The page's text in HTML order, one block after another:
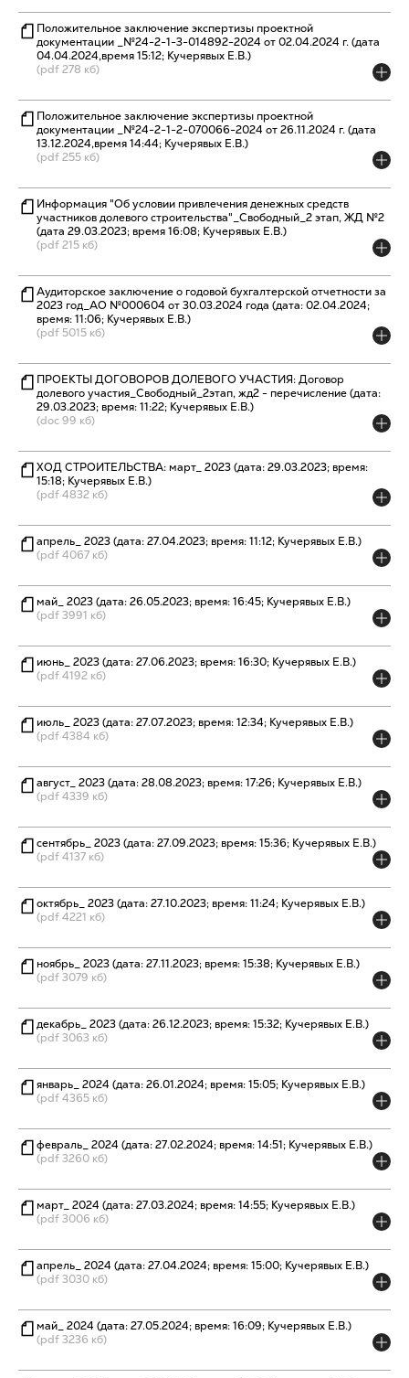
Положительное заключение экспертизы проектной
документации _№24-2-1-3-014892-2024 от 02.04.2024 г. (дата
04.04.2024,время 15:12; Кучерявых Е.В.)
(pdf 278 кб)
Положительное заключение экспертизы проектной
документации _№24-2-1-2-070066-2024 от 26.11.2024 г. (дата
13.12.2024,время 14:44; Кучерявых Е.В.)
(pdf 255 кб)
Информация "Об условии привлечения денежных средств
участников долевого строительства"_Свободный_2 этап, ЖД №2
(дата 29.03.2023; время 16:08; Кучерявых Е.В.)
(pdf 215 кб)
Аудиторское заключение о годовой бухгалтерской отчетности за
2023 год_АО №000604 от 30.03.2024 года (дата: 02.04.2024;
время: 11:06; Кучерявых Е.В.)
(pdf 5015 кб)
ПРОЕКТЫ ДОГОВОРОВ ДОЛЕВОГО УЧАСТИЯ: Договор
долевого участия_Свободный_2этап, жд2 - перечисление (дата:
29.03.2023; время: 11:22; Кучерявых Е.В.)
(doc 99 кб)
ХОД СТРОИТЕЛЬСТВА: март_ 2023 (дата: 29.03.2023; время:
15:18; Кучерявых Е.В.)
(pdf 4832 кб)
апрель_ 2023 (дата: 27.04.2023; время: 11:12; Кучерявых Е.В.)
(pdf 4067 кб)
май_ 2023 (дата: 26.05.2023; время: 16:45; Кучерявых Е.В.)
(pdf 3991 кб)
июнь_ 2023 (дата: 27.06.2023; время: 16:30; Кучерявых Е.В.)
(pdf 4192 кб)
июль_ 2023 (дата: 27.07.2023; время: 12:34; Кучерявых Е.В.)
(pdf 4384 кб)
август_ 2023 (дата: 28.08.2023; время: 17:26; Кучерявых Е.В.)
(pdf 4339 кб)
сентябрь_ 2023 (дата: 27.09.2023; время: 15:36; Кучерявых Е.В.)
(pdf 4137 кб)
октябрь_ 2023 (дата: 27.10.2023; время: 11:24; Кучерявых Е.В.)
(pdf 4221 кб)
ноябрь_ 2023 (дата: 27.11.2023; время: 15:38; Кучерявых Е.В.)
(pdf 3079 кб)
декабрь_ 2023 (дата: 26.12.2023; время: 15:32; Кучерявых Е.В.)
(pdf 3063 кб)
январь_ 2024 (дата: 26.01.2024; время: 15:05; Кучерявых Е.В.)
(pdf 4365 кб)
февраль_ 2024 (дата: 27.02.2024; время: 14:51; Кучерявых Е.В.)
(pdf 3260 кб)
март_ 2024 (дата: 27.03.2024; время: 14:55; Кучерявых Е.В.)
(pdf 3006 кб)
апрель_ 2024 (дата: 27.04.2024; время: 15:00; Кучерявых Е.В.)
(pdf 3030 кб)
май_ 2024 (дата: 27.05.2024; время: 16:09; Кучерявых Е.В.)
(pdf 3236 кб)